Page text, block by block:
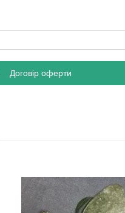
Договір оферти